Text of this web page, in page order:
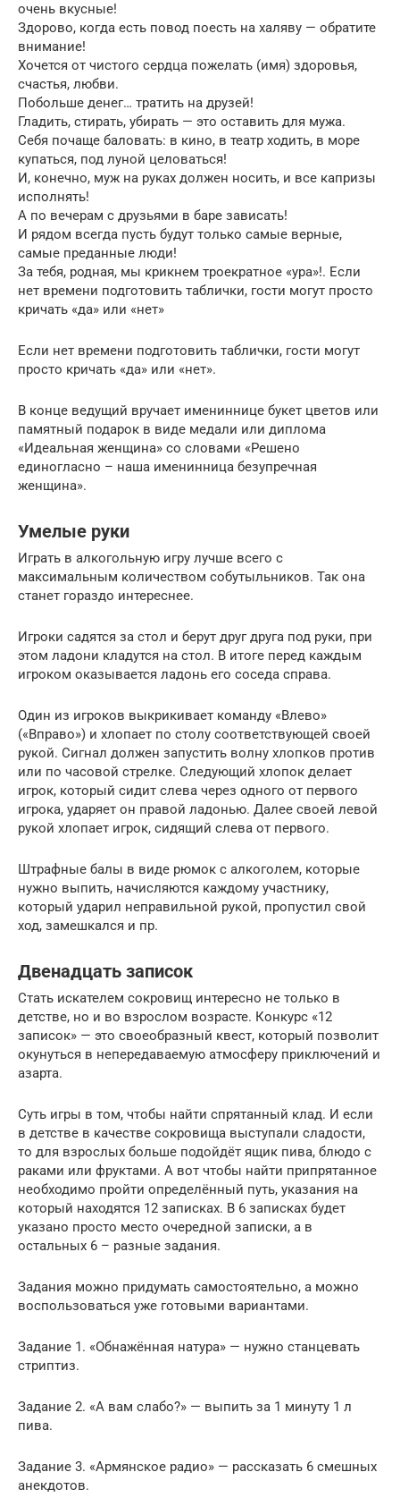
очень вкусные!
Здорово, когда есть повод поесть на халяву — обратите
внимание!
Хочется от чистого сердца пожелать (имя) здоровья,
счастья, любви.
Побольше денег… тратить на друзей!
Гладить, стирать, убирать — это оставить для мужа.
Себя почаще баловать: в кино, в театр ходить, в море
купаться, под луной целоваться!
И, конечно, муж на руках должен носить, и все капризы
исполнять!
А по вечерам с друзьями в баре зависать!
И рядом всегда пусть будут только самые верные,
самые преданные люди!
За тебя, родная, мы крикнем троекратное «ура»!. Если
нет времени подготовить таблички, гости могут просто
кричать «да» или «нет»
Если нет времени подготовить таблички, гости могут
просто кричать «да» или «нет».
В конце ведущий вручает имениннице букет цветов или
памятный подарок в виде медали или диплома
«Идеальная женщина» со словами «Решено
единогласно – наша именинница безупречная
женщина».
Умелые руки
Играть в алкогольную игру лучше всего с
максимальным количеством собутыльников. Так она
станет гораздо интереснее.
Игроки садятся за стол и берут друг друга под руки, при
этом ладони кладутся на стол. В итоге перед каждым
игроком оказывается ладонь его соседа справа.
Один из игроков выкрикивает команду «Влево»
(«Вправо») и хлопает по столу соответствующей своей
рукой. Сигнал должен запустить волну хлопков против
или по часовой стрелке. Следующий хлопок делает
игрок, который сидит слева через одного от первого
игрока, ударяет он правой ладонью. Далее своей левой
рукой хлопает игрок, сидящий слева от первого.
Штрафные балы в виде рюмок с алкоголем, которые
нужно выпить, начисляются каждому участнику,
который ударил неправильной рукой, пропустил свой
ход, замешкался и пр.
Двенадцать записок
Стать искателем сокровищ интересно не только в
детстве, но и во взрослом возрасте. Конкурс «12
записок» — это своеобразный квест, который позволит
окунуться в непередаваемую атмосферу приключений и
азарта.
Суть игры в том, чтобы найти спрятанный клад. И если
в детстве в качестве сокровища выступали сладости,
то для взрослых больше подойдёт ящик пива, блюдо с
раками или фруктами. А вот чтобы найти припрятанное
необходимо пройти определённый путь, указания на
который находятся 12 записках. В 6 записках будет
указано просто место очередной записки, а в
остальных 6 – разные задания.
Задания можно придумать самостоятельно, а можно
воспользоваться уже готовыми вариантами.
Задание 1. «Обнажённая натура» — нужно станцевать
стриптиз.
Задание 2. «А вам слабо?» — выпить за 1 минуту 1 л
пива.
Задание 3. «Армянское радио» — рассказать 6 смешных
анекдотов.